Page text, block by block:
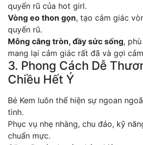
quyến rũ của hot girl.
Vòng eo thon gọn, tạo cảm giác
quyến rũ.
Mông căng tròn, đầy sức sống,
mang lại cảm giác rất đã và gợi
3. Phong Cách Dễ
Chiều Hết Ý
Bé Kem luôn thể hiện sự ngoan
tình.
Phục vụ nhẹ nhàng, chu đáo, kỹ
chuẩn mực.